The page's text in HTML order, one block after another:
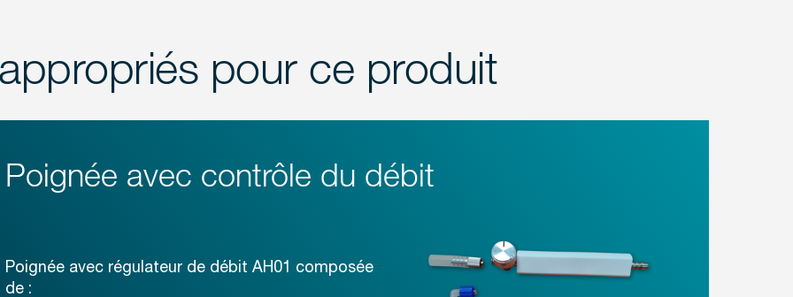
pour ce produit
Poignée avec contrôle du débit
Poignée avec régulateur de débit AH01 composée
de :